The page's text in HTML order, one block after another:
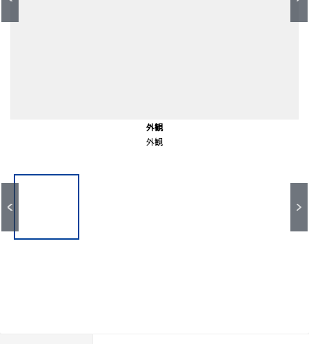
外観
外観
外観
外観
外観
外観
共有部分
共有部分
共有部分
共有部分
前面道路含む外観
前面道路
前面道路含む外観
前面道路
前面道路含む外観
前面道路
新板橋駅(都営地下鉄 三田線)（約150ｍ）
徒歩２分。
板橋駅(JR東日本 埼京線)（約310ｍ）
徒歩４分。